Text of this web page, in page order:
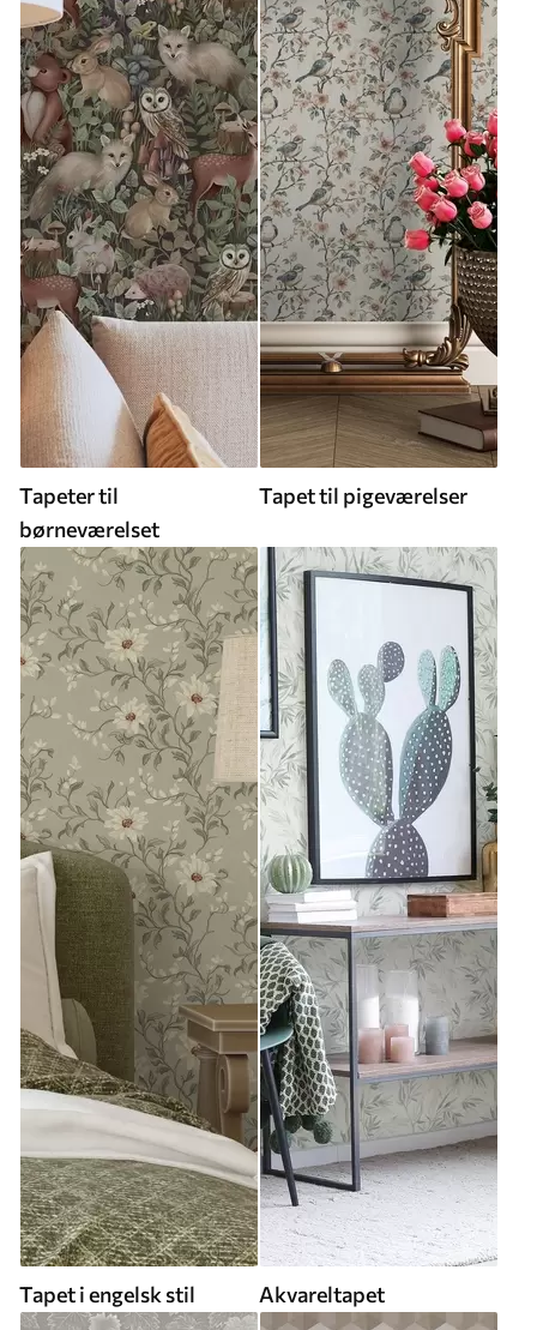
Tapeter til
børneværelset
Tapet til pigeværelser
Tapet i engelsk stil Akvareltapet